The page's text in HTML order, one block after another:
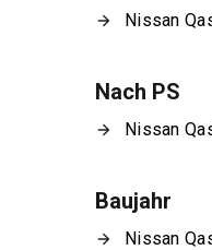
Nissan
Nach PS
Nissan
Baujahr
Nissan